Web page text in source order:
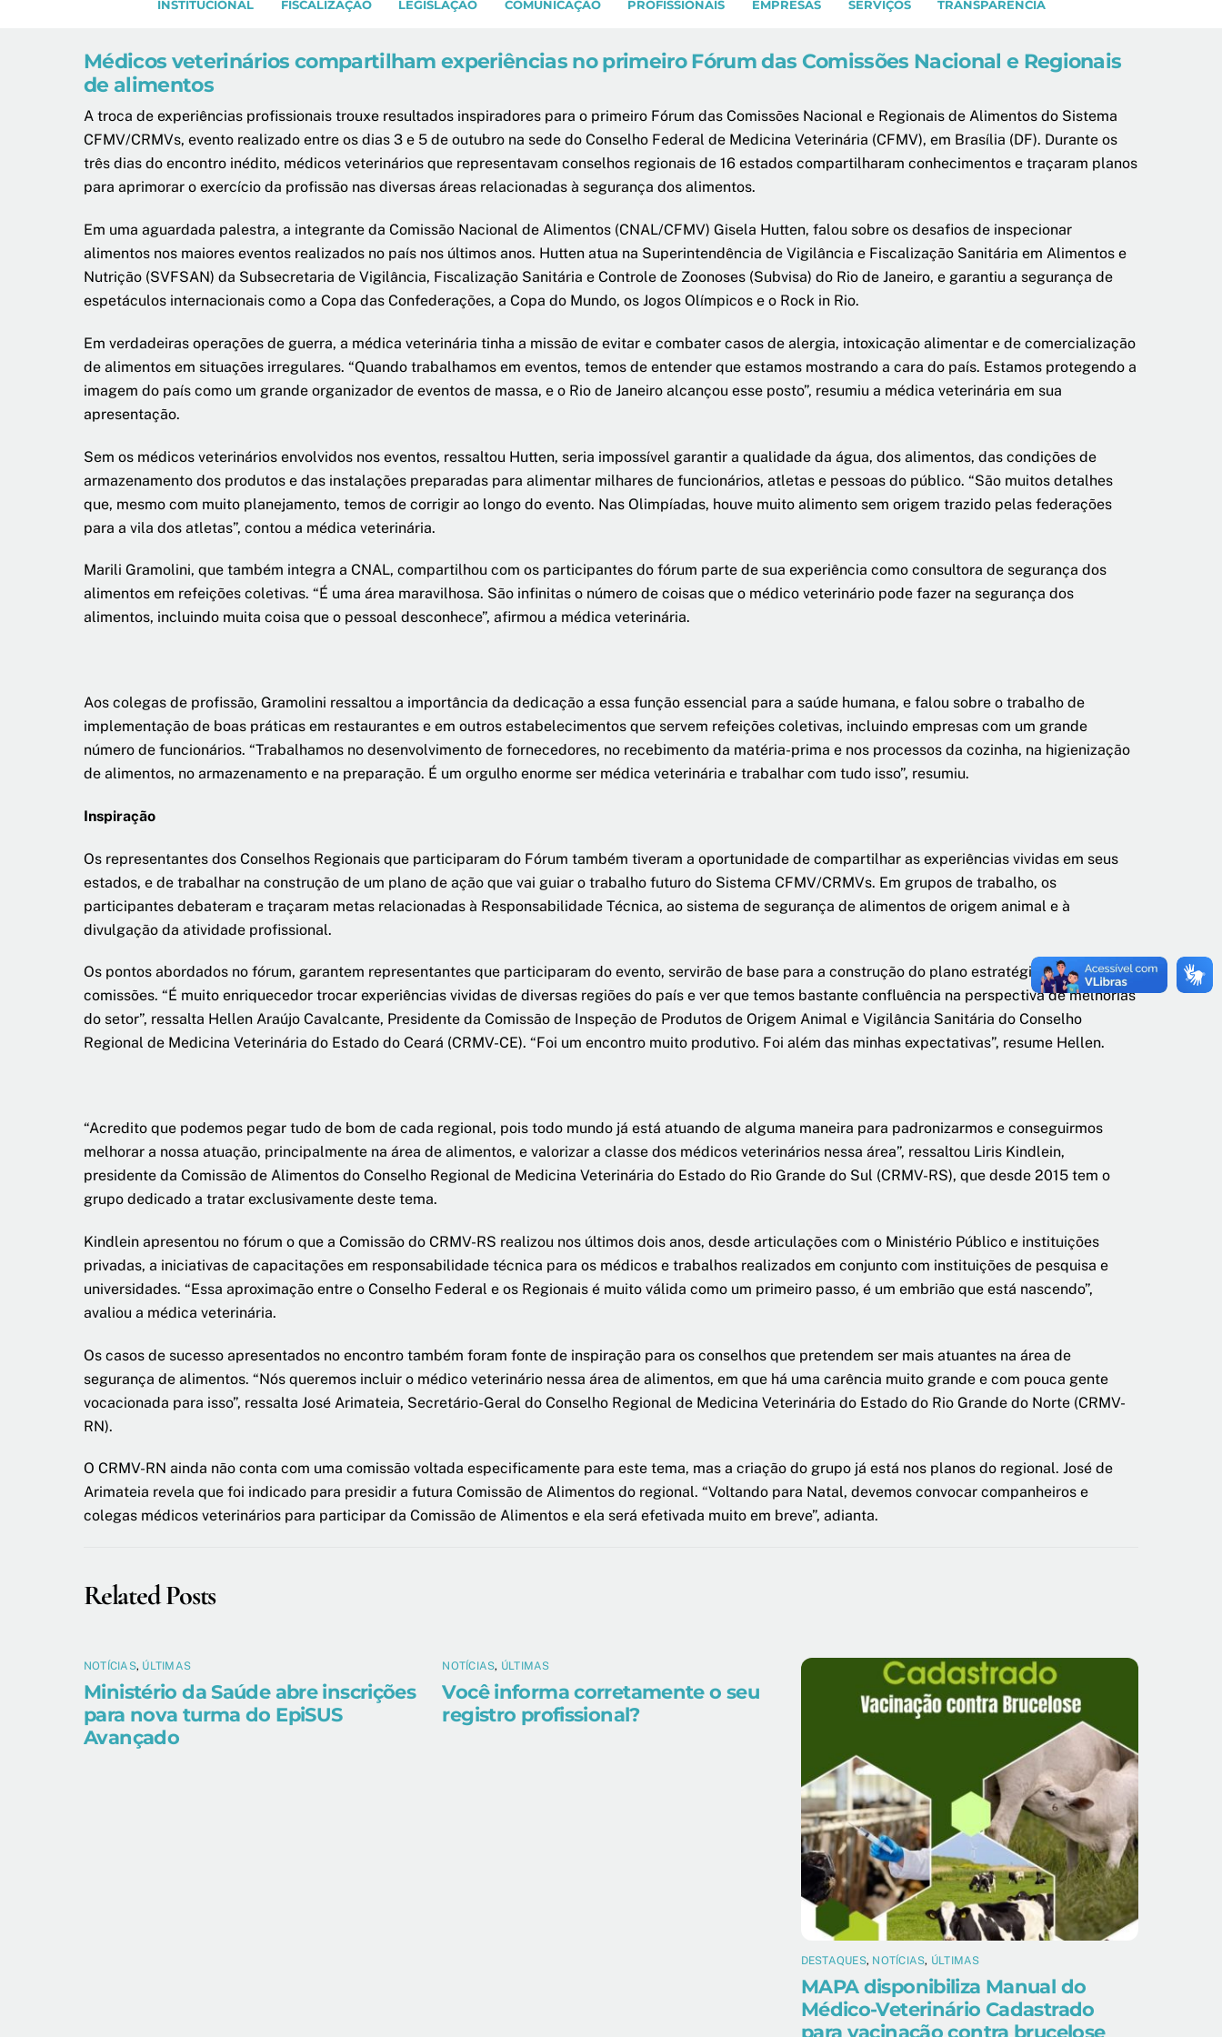
INSTITUCIONAL FISCALIZAÇÃO LEGISLAÇÃO COMUNICAÇÃO PROFISSIONAIS EMPRESAS SERVIÇOS TRANSPARÊNCIA
Médicos veterinários compartilham experiências no primeiro Fórum das Comissões Nacional e Regionais
de alimentos
A troca de experiências profissionais trouxe resultados inspiradores para o primeiro Fórum das Comissões Nacional e Regionais de Alimentos do Sistema
CFMV/CRMVs, evento realizado entre os dias 3 e 5 de outubro na sede do Conselho Federal de Medicina Veterinária (CFMV), em Brasília (DF). Durante os
três dias do encontro inédito, médicos veterinários que representavam conselhos regionais de 16 estados compartilharam conhecimentos e traçaram planos
para aprimorar o exercício da profissão nas diversas áreas relacionadas à segurança dos alimentos.
Em uma aguardada palestra, a integrante da Comissão Nacional de Alimentos (CNAL/CFMV) Gisela Hutten, falou sobre os desafios de inspecionar
alimentos nos maiores eventos realizados no país nos últimos anos. Hutten atua na Superintendência de Vigilância e Fiscalização Sanitária em Alimentos e
Nutrição (SVFSAN) da Subsecretaria de Vigilância, Fiscalização Sanitária e Controle de Zoonoses (Subvisa) do Rio de Janeiro, e garantiu a segurança de
espetáculos internacionais como a Copa das Confederações, a Copa do Mundo, os Jogos Olímpicos e o Rock in Rio.
Em verdadeiras operações de guerra, a médica veterinária tinha a missão de evitar e combater casos de alergia, intoxicação alimentar e de comercialização
de alimentos em situações irregulares. “Quando trabalhamos em eventos, temos de entender que estamos mostrando a cara do país. Estamos protegendo a
imagem do país como um grande organizador de eventos de massa, e o Rio de Janeiro alcançou esse posto”, resumiu a médica veterinária em sua
apresentação.
Sem os médicos veterinários envolvidos nos eventos, ressaltou Hutten, seria impossível garantir a qualidade da água, dos alimentos, das condições de
armazenamento dos produtos e das instalações preparadas para alimentar milhares de funcionários, atletas e pessoas do público. “São muitos detalhes
que, mesmo com muito planejamento, temos de corrigir ao longo do evento. Nas Olimpíadas, houve muito alimento sem origem trazido pelas federações
para a vila dos atletas”, contou a médica veterinária.
Marili Gramolini, que também integra a CNAL, compartilhou com os participantes do fórum parte de sua experiência como consultora de segurança dos
alimentos em refeições coletivas. “É uma área maravilhosa. São infinitas o número de coisas que o médico veterinário pode fazer na segurança dos
alimentos, incluindo muita coisa que o pessoal desconhece”, afirmou a médica veterinária.
Aos colegas de profissão, Gramolini ressaltou a importância da dedicação a essa função essencial para a saúde humana, e falou sobre o trabalho de
implementação de boas práticas em restaurantes e em outros estabelecimentos que servem refeições coletivas, incluindo empresas com um grande
número de funcionários. “Trabalhamos no desenvolvimento de fornecedores, no recebimento da matéria-prima e nos processos da cozinha, na higienização
de alimentos, no armazenamento e na preparação. É um orgulho enorme ser médica veterinária e trabalhar com tudo isso”, resumiu.
Inspiração
Os representantes dos Conselhos Regionais que participaram do Fórum também tiveram a oportunidade de compartilhar as experiências vividas em seus
estados, e de trabalhar na construção de um plano de ação que vai guiar o trabalho futuro do Sistema CFMV/CRMVs. Em grupos de trabalho, os
participantes debateram e traçaram metas relacionadas à Responsabilidade Técnica, ao sistema de segurança de alimentos de origem animal e à
divulgação da atividade profissional.
Os pontos abordados no fórum, garantem representantes que participaram do evento, servirão de base para a construção do plano estratégico de suas
comissões. “É muito enriquecedor trocar experiências vividas de diversas regiões do país e ver que temos bastante confluência na perspectiva de melhorias
do setor”, ressalta Hellen Araújo Cavalcante, Presidente da Comissão de Inspeção de Produtos de Origem Animal e Vigilância Sanitária do Conselho
Regional de Medicina Veterinária do Estado do Ceará (CRMV-CE). “Foi um encontro muito produtivo. Foi além das minhas expectativas”, resume Hellen.
“Acredito que podemos pegar tudo de bom de cada regional, pois todo mundo já está atuando de alguma maneira para padronizarmos e conseguirmos
melhorar a nossa atuação, principalmente na área de alimentos, e valorizar a classe dos médicos veterinários nessa área”, ressaltou Liris Kindlein,
presidente da Comissão de Alimentos do Conselho Regional de Medicina Veterinária do Estado do Rio Grande do Sul (CRMV-RS), que desde 2015 tem o
grupo dedicado a tratar exclusivamente deste tema.
Kindlein apresentou no fórum o que a Comissão do CRMV-RS realizou nos últimos dois anos, desde articulações com o Ministério Público e instituições
privadas, a iniciativas de capacitações em responsabilidade técnica para os médicos e trabalhos realizados em conjunto com instituições de pesquisa e
universidades. “Essa aproximação entre o Conselho Federal e os Regionais é muito válida como um primeiro passo, é um embrião que está nascendo”,
avaliou a médica veterinária.
Os casos de sucesso apresentados no encontro também foram fonte de inspiração para os conselhos que pretendem ser mais atuantes na área de
segurança de alimentos. “Nós queremos incluir o médico veterinário nessa área de alimentos, em que há uma carência muito grande e com pouca gente
vocacionada para isso”, ressalta José Arimateia, Secretário-Geral do Conselho Regional de Medicina Veterinária do Estado do Rio Grande do Norte (CRMV-
RN).
O CRMV-RN ainda não conta com uma comissão voltada especificamente para este tema, mas a criação do grupo já está nos planos do regional. José de
Arimateia revela que foi indicado para presidir a futura Comissão de Alimentos do regional. “Voltando para Natal, devemos convocar companheiros e
colegas médicos veterinários para participar da Comissão de Alimentos e ela será efetivada muito em breve”, adianta.
Related Posts
NOTÍCIAS, ÚLTIMAS
Ministério da Saúde abre inscrições
para nova turma do EpiSUS
Avançado
NOTÍCIAS, ÚLTIMAS
Você informa corretamente o seu
registro profissional?
DESTAQUES, NOTÍCIAS, ÚLTIMAS
MAPA disponibiliza Manual do
Médico-Veterinário Cadastrado
para vacinação contra brucelose